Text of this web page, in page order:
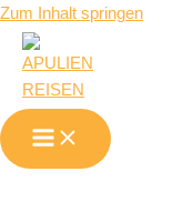
Zum Inhalt springen